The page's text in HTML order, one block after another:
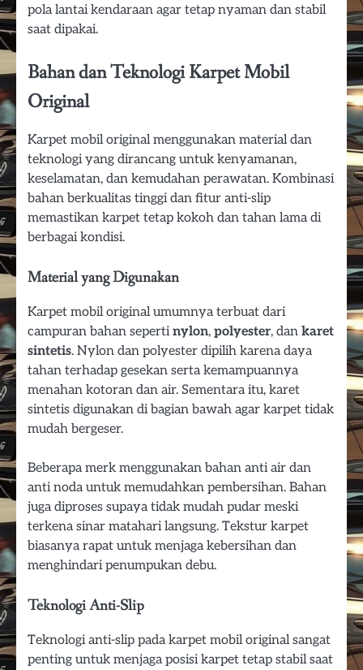
pola lantai kendaraan agar tetap nyaman dan stabil
saat dipakai.
Bahan dan Teknologi Karpet Mobil
Original
Karpet mobil original menggunakan material dan
teknologi yang dirancang untuk kenyamanan,
keselamatan, dan kemudahan perawatan. Kombinasi
bahan berkualitas tinggi dan fitur anti-slip
memastikan karpet tetap kokoh dan tahan lama di
berbagai kondisi.
Material yang Digunakan
Karpet mobil original umumnya terbuat dari
campuran bahan sepertinylon, polyester, dan karet
sintetis. Nylon dan polyester dipilih karena daya
tahan terhadap gesekan serta kemampuannya
menahan kotoran dan air. Sementara itu, karet
sintetis digunakan di bagian bawah agar karpet tidak
mudah bergeser.
Beberapa merk menggunakan bahan anti air dan
anti noda untuk memudahkan pembersihan. Bahan
juga diproses supaya tidak mudah pudar meski
terkena sinar matahari langsung. Tekstur karpet
biasanya rapat untuk menjaga kebersihan dan
menghindari penumpukan debu.
Teknologi Anti-Slip
Teknologi anti-slip pada karpet mobil original sangat
penting untuk menjaga posisi karpet tetap stabil saat